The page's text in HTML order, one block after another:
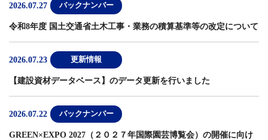
2026.07.27 バックナンバー
令和8年度 国土交通省土木工事・業務の積算基準等の改定について
2026.07.23 更新情報
【建設資材データベース】 のデータ更新を行いました
2026.07.22 バックナンバー
GREEN×EXPO 2027（２０２７年国際園芸博覧会）の開催に向け